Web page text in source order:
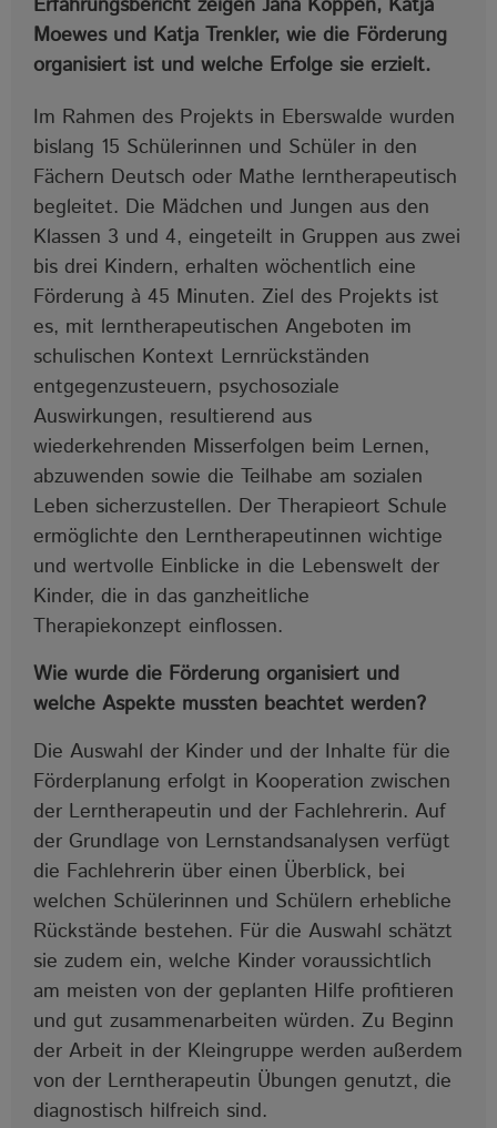
Erfahrungsbericht zeigen Jana Köppen, Katja
Moewes und Katja Trenkler, wie die Förderung
organisiert ist und welche Erfolge sie erzielt.
Im Rahmen des Projekts in Eberswalde wurden
bislang 15 Schülerinnen und Schüler in den
Fächern Deutsch oder Mathe lerntherapeutisch
begleitet. Die Mädchen und Jungen aus den
Klassen 3 und 4, eingeteilt in Gruppen aus zwei
bis drei Kindern, erhalten wöchentlich eine
Förderung à 45 Minuten. Ziel des Projekts ist
es, mit lerntherapeutischen Angeboten im
schulischen Kontext Lernrückständen
entgegenzusteuern, psychosoziale
Auswirkungen, resultierend aus
wiederkehrenden Misserfolgen beim Lernen,
abzuwenden sowie die Teilhabe am sozialen
Leben sicherzustellen. Der Therapieort Schule
ermöglichte den Lerntherapeutinnen wichtige
und wertvolle Einblicke in die Lebenswelt der
Kinder, die in das ganzheitliche
Therapiekonzept einflossen.
Wie wurde die Förderung organisiert und
welche Aspekte mussten beachtet werden?
Die Auswahl der Kinder und der Inhalte für die
Förderplanung erfolgt in Kooperation zwischen
der Lerntherapeutin und der Fachlehrerin. Auf
der Grundlage von Lernstandsanalysen verfügt
die Fachlehrerin über einen Überblick, bei
welchen Schülerinnen und Schülern erhebliche
Rückstände bestehen. Für die Auswahl schätzt
sie zudem ein, welche Kinder voraussichtlich
am meisten von der geplanten Hilfe profitieren
und gut zusammenarbeiten würden. Zu Beginn
der Arbeit in der Kleingruppe werden außerdem
von der Lerntherapeutin Übungen genutzt, die
diagnostisch hilfreich sind.